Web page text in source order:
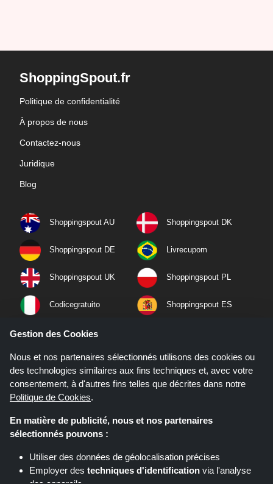
ShoppingSpout.fr
Politique de confidentialité
À propos de nous
Contactez-nous
Juridique
Blog
Shoppingspout AU Shoppingspout DK
Shoppingspout DE Livrecupom
Shoppingspout UK Shoppingspout PL
Codicegratuito Shoppingspout ES
Shoppingspout NL
Shoppingspout PT Shoppingspout NO
Gestion des Cookies
Nous et nos partenaires sélectionnés utilisons des cookies ou
des technologies similaires aux fins techniques et, avec votre
consentement, à d'autres fins telles que décrites dans notre
Politique de Cookies.
En matière de publicité, nous et nos partenaires
sélectionnés pouvons :
Utiliser des données de géolocalisation précises
Employer des techniques d'identification via l'analyse